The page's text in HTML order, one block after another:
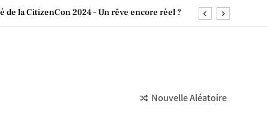
de la CitizenCon 2024 – Un rêve encore réel ?
Nouvelle Aléatoire